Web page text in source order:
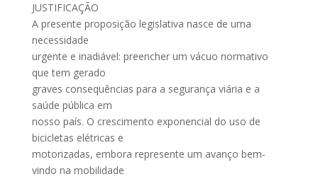
JUSTIFICAÇÃO
A presente proposição legislativa nasce de uma
necessidade
urgente e inadiável: preencher um vácuo normativo
que tem gerado
graves consequências para a segurança viária e a
saúde pública em
nosso país. O crescimento exponencial do uso de
bicicletas elétricas e
motorizadas, embora represente um avanço bem-
vindo na mobilidade